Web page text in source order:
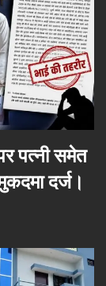
पत्नी समेत
दर्ज।